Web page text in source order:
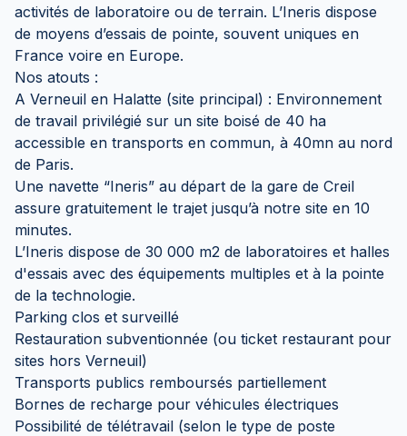
activités de laboratoire ou de terrain. L’Ineris dispose
de moyens d’essais de pointe, souvent uniques en
France voire en Europe.
Nos atouts :
A Verneuil en Halatte (site principal) : Environnement
de travail privilégié sur un site boisé de 40 ha
accessible en transports en commun, à 40mn au nord
de Paris.
Une navette “Ineris” au départ de la gare de Creil
assure gratuitement le trajet jusqu’à notre site en 10
minutes.
L’Ineris dispose de 30 000 m2 de laboratoires et halles
d'essais avec des équipements multiples et à la pointe
de la technologie.
Parking clos et surveillé
Restauration subventionnée (ou ticket restaurant pour
sites hors Verneuil)
Transports publics remboursés partiellement
Bornes de recharge pour véhicules électriques
Possibilité de télétravail (selon le type de poste